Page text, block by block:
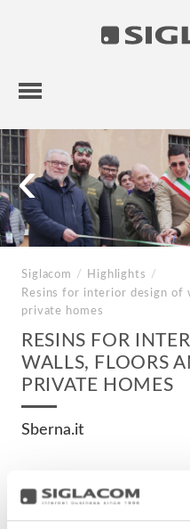
HIGHLIGHTS
PROJECTS
SIGLACOM
‹
Siglacom / Highlights
/
Resins for interior design of
private homes
RESINS FOR
WALLS, FLOORS
PRIVATE HOMES
Sberna.it